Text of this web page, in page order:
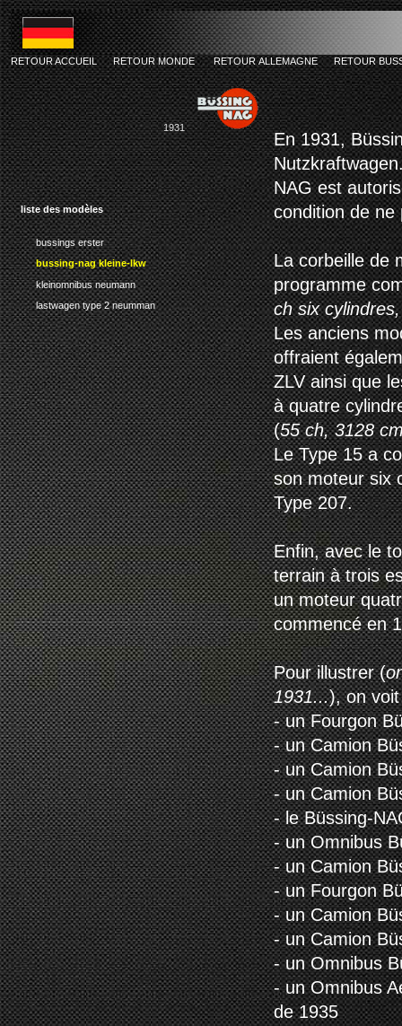
liste des modèles
bussings erster
bussing-nag kleine-lkw
kleinomnibus neumann
lastwagen type 2 neumman
bussing-nag
RETOUR ACCUEIL RETOUR MONDE RETOUR ALLEMAGNE RETOUR
1931
En 1931,
NAG est
condition de ne
La corbeille de
programme
ch six
Les anciens
offraient
ZLV ainsi que
à quatre
(55 ch, 3128
Le Type 15 a
son moteur six
Type 207.
Enfin, avec le
terrain à trois
un moteur
commencé en
Pour illustrer (
1931...), on
- un Fourgon
- un Camion
- un Camion
- un Camion
- le Büssing-
- un Omnibus
- un Camion
- un Fourgon
- un Camion
- un Camion
- un Omnibus
- un Omnibus
de 1935